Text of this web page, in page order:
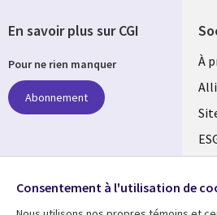
À
En savoir plus sur CGI
Pour ne rien manquer
Abonnement
Suivez-nous
Consentement à l'utilisation de